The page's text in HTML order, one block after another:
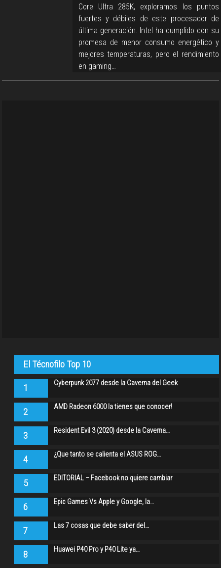
Core Ultra 285K, exploramos los puntos
fuertes y débiles de este procesador de
última generación. Intel ha cumplido con su
promesa de menor consumo energético y
mejores temperaturas, pero el rendimiento
en gaming…
El Técnofilo Top 10
1 Cyberpunk 2077 desde la Caverna del Geek
2 AMD Radeon 6000 la tienes que conocer!
3 Resident Evil 3 (2020) desde la Caverna…
4 ¿Que tanto se calienta el ASUS ROG…
5 EDITORIAL – Facebook no quiere cambiar
6 Epic Games Vs Apple y Google, la…
7 Las 7 cosas que debe saber del…
8 Huawei P40 Pro y P40 Lite ya…